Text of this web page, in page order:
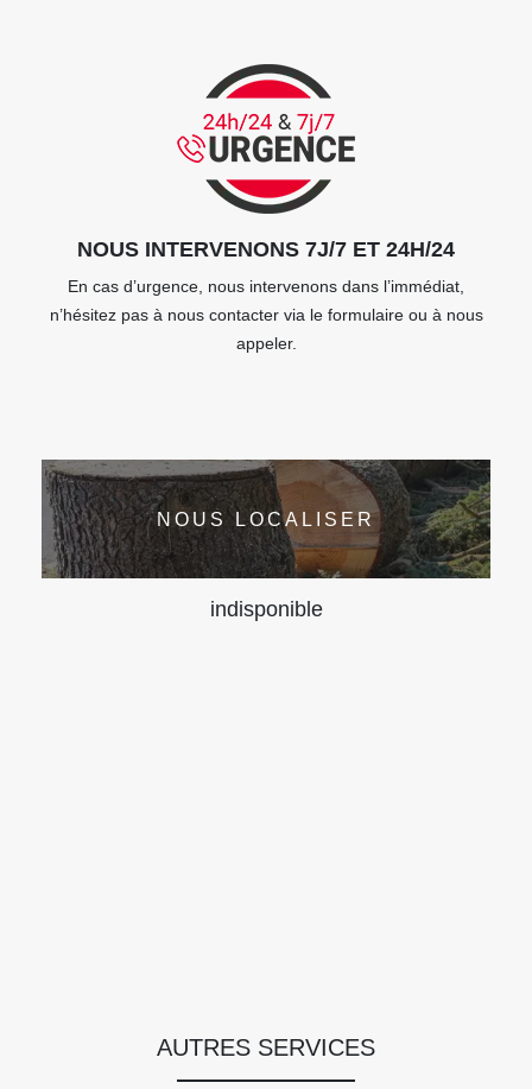
NOUS INTERVENONS 7J/7 ET 24H/24
En cas d’urgence, nous intervenons dans l’immédiat,
n’hésitez pas à nous contacter via le formulaire ou à nous
appeler.
NOUS LOCALISER
indisponible
AUTRES SERVICES